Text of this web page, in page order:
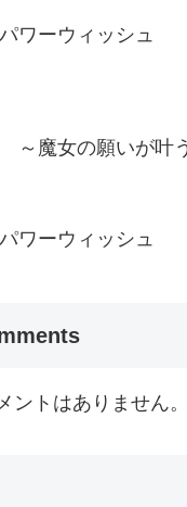
ワーウィッシュ
～魔女の願いが叶
ワーウィッシュ
ントはありません。